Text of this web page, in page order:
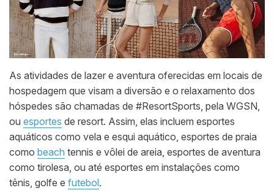
As atividades de lazer e aventura oferecidas em locais de
hospedagem que visam a diversão e o relaxamento dos
hóspedes são chamadas de #ResortSports, pela WGSN,
ou esportes de resort. Assim, elas incluem esportes
aquáticos como vela e esqui aquático, esportes de praia
como beach tennis e vôlei de areia, esportes de aventura
como tirolesa, ou até esportes em instalações como
tênis, golfe e futebol.